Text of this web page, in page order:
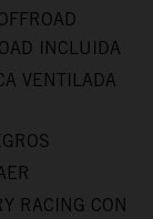
INCLUIDA
VENTILADA
RACING CON